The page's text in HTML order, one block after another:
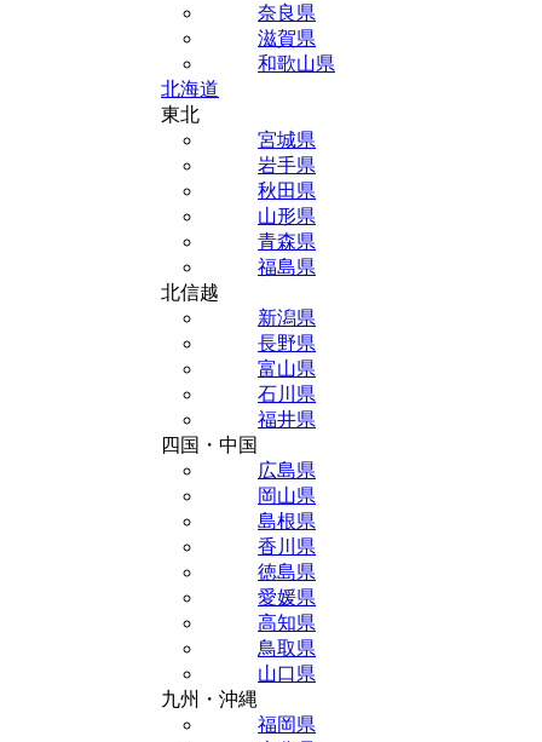
奈良県
滋賀県
和歌山県
北海道
東北
宮城県
岩手県
秋田県
山形県
青森県
福島県
北信越
新潟県
長野県
富山県
石川県
福井県
四国・中国
広島県
岡山県
島根県
香川県
徳島県
愛媛県
高知県
鳥取県
山口県
九州・沖縄
福岡県